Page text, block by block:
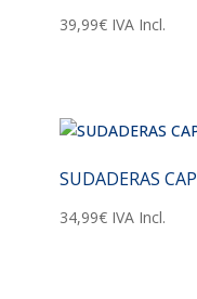
39,99€ IVA Incl.
SUDADERAS
34,99€ IVA Incl.